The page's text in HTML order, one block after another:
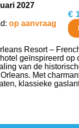
2027
op aanvraag
€
Resort –
geïnspireerd op
van de
Met
klassieke